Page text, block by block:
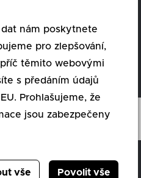
nám poskytnete
pro zlepšování,
těmito webovými
Prohlašujeme, že
jsou zabezpečeny
vše Povolit vše